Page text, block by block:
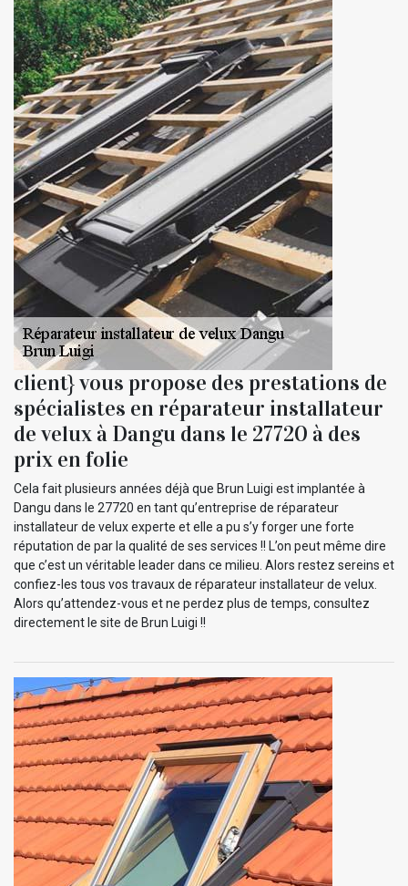
client} vous propose des prestations de
spécialistes en réparateur installateur
de velux à Dangu dans le 27720 à des
prix en folie
Cela fait plusieurs années déjà que Brun Luigi est implantée à
Dangu dans le 27720 en tant qu’entreprise de réparateur
installateur de velux experte et elle a pu s’y forger une forte
réputation de par la qualité de ses services !! L’on peut même dire
que c’est un véritable leader dans ce milieu. Alors restez sereins et
confiez-les tous vos travaux de réparateur installateur de velux.
Alors qu’attendez-vous et ne perdez plus de temps, consultez
directement le site de Brun Luigi !!